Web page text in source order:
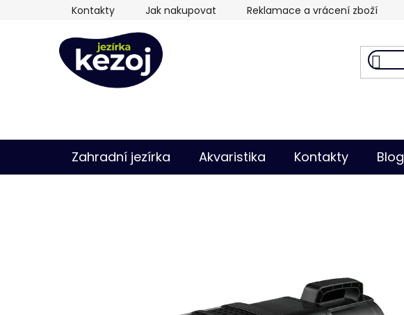
Kontakty Jak nakupovat Reklamace a vrácení zboží
Zahradní jezírka Akvaristika Kontakty Blog